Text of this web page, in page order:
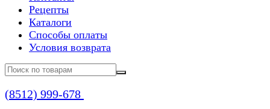
Рецепты
Каталоги
Способы оплаты
Условия возврата
(8512) 999-678